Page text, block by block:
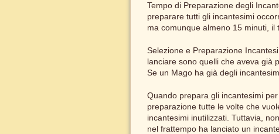
Tempo di Preparazione degli
preparare tutti gli incantesimi
ma comunque almeno 15 minuti,
Selezione e Preparazione
lanciare sono quelli che aveva già
Se un Mago ha già degli
Quando prepara gli incantesimi
preparazione tutte le volte che
incantesimi inutilizzati. Tuttavia,
nel frattempo ha lanciato un